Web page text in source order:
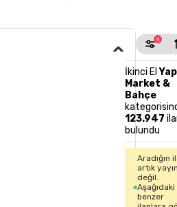
1
İkinci El
Market &
Bahçe
123.947
bulundu
Aradığın
artık
değil.
Aşağıdaki
benzer